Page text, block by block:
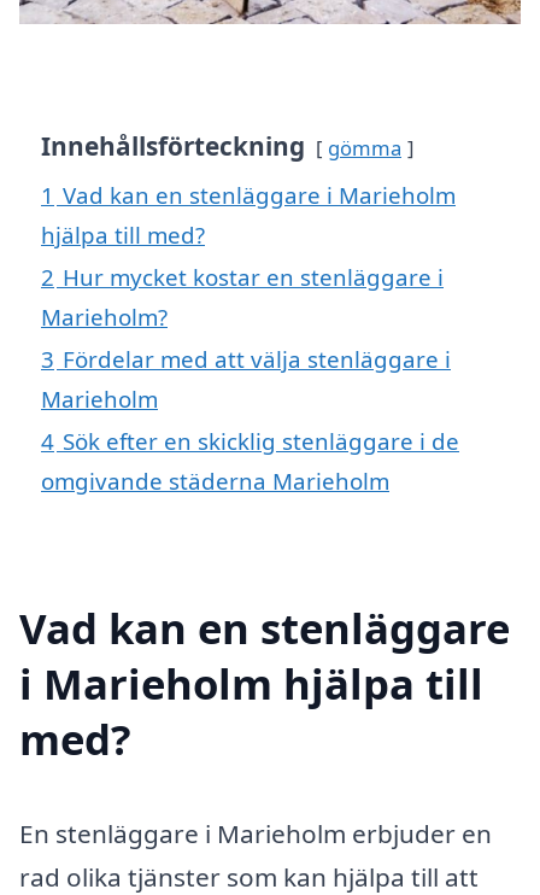
Innehållsförteckning gömma
1 Vad kan en stenläggare i Marieholm
hjälpa till med?
2 Hur mycket kostar en stenläggare i
Marieholm?
3 Fördelar med att välja stenläggare i
Marieholm
4 Sök efter en skicklig stenläggare i de
omgivande städerna Marieholm
Vad kan en stenläggare
i Marieholm hjälpa till
med?
En stenläggare i Marieholm erbjuder en
rad olika tjänster som kan hjälpa till att